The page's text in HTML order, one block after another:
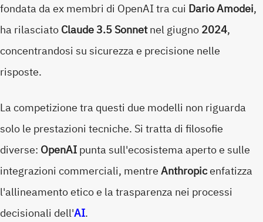
fondata da ex membri di OpenAI tra cui Dario Amodei,
ha rilasciatoClaude 3.5 Sonnetnel giugno2024,
concentrandosi su sicurezza e precisione nelle
risposte.
La competizione tra questi due modelli non riguarda
solo le prestazioni tecniche. Si tratta di filosofie
diverse: OpenAIpunta sull'ecosistema aperto e sulle
integrazioni commerciali, mentreAnthropicenfatizza
l'allineamento etico e la trasparenza nei processi
decisionali dell'AI.